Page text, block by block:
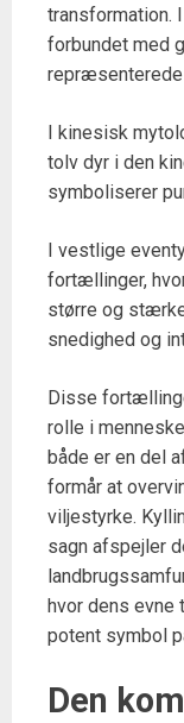
transformation.
forbundet med
repræsenterede
I kinesisk
tolv dyr i den
symboliserer
I vestlige
fortællinger,
større og
snedighed og
Disse
rolle i
både er en del
formår at
viljestyrke.
sagn afspejler
hvor dens
potent symbol
Den